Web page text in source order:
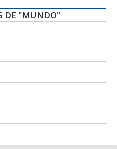
DE "MUNDO"